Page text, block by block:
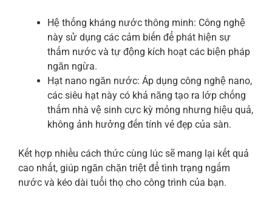
Hệ thống kháng nước thông minh: Công nghệ
này sử dụng các cảm biến để phát hiện sự
thấm nước và tự động kích hoạt các biện pháp
ngăn ngừa.
Hạt nano ngăn nước: Áp dụng công nghệ nano,
các siêu hạt này có khả năng tạo ra lớp chống
thấm nhà vệ sinh cực kỳ mỏng nhưng hiệu quả,
không ảnh hưởng đến tính vẻ đẹp của sàn.
Kết hợp nhiều cách thức cùng lúc sẽ mang lại kết quả
cao nhất, giúp ngăn chặn triệt để tình trạng ngấm
nước và kéo dài tuổi thọ cho công trình của bạn.